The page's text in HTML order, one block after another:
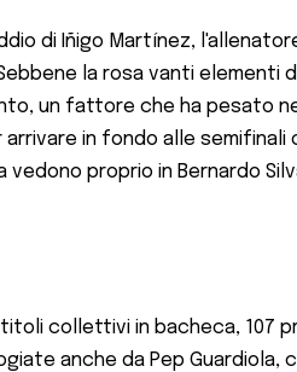
di Iñigo Martínez,
la rosa vanti elementi
un fattore che ha pesato
arrivare in fondo alle
proprio in Bernardo
titoli collettivi in bacheca,
anche da Pep Guardiola,